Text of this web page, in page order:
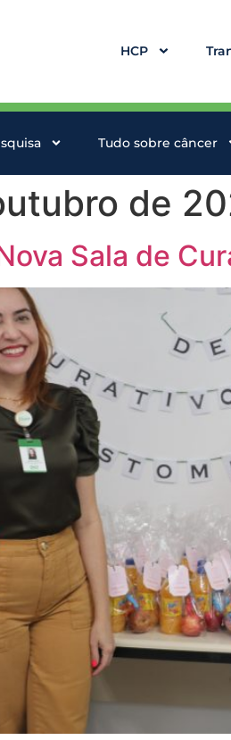
HCP
Tudo sobre câncer
de
Sala de